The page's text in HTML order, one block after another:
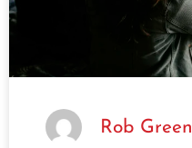
Rob Green